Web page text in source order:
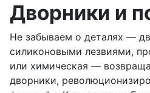
Дворники и
Не забываем о деталях —
силиконовыми лезвиями,
или химическая —
дворники,